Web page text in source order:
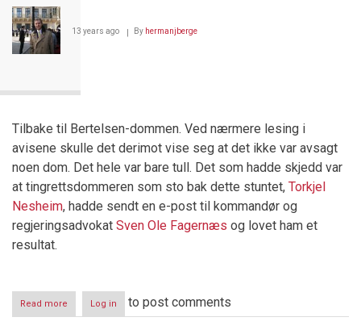
13 years ago By hermanjberge
Tilbake til Bertelsen-dommen. Ved nærmere lesing i
avisene skulle det derimot vise seg at det ikke var avsagt
noen dom. Det hele var bare tull. Det som hadde skjedd var
at tingrettsdommeren som sto bak dette stuntet, Torkjel
Nesheim, hadde sendt en e-post til kommandør og
regjeringsadvokat Sven Ole Fagernæs og lovet ham et
resultat.
Read more
Opptakten
Log in to post comments